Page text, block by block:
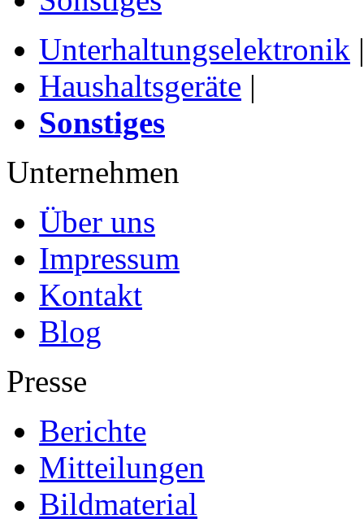
Unterhaltungselektronik |
Haushaltsgeräte |
Sonstiges
Unternehmen
Über uns
Impressum
Kontakt
Blog
Presse
Berichte
Mitteilungen
Bildmaterial